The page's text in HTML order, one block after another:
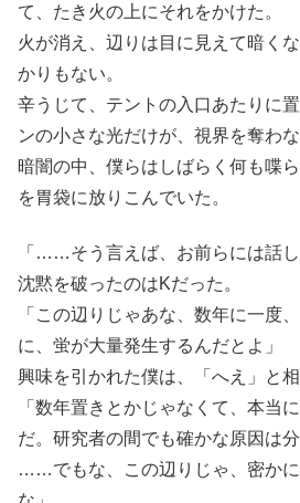
て、たき火の上にそれをかけた。
火が消え、辺りは目に見えて暗く
かりもない。
辛うじて、テントの入口あたりに
ンの小さな光だけが、視界を奪わ
暗闇の中、僕らはしばらく何も喋
を胃袋に放りこんでいた。
「……そう言えば、お前らには話し
沈黙を破ったのはKだった。
「この辺りじゃあな、数年に一度
に、蛍が大量発生するんだとよ」
興味を引かれた僕は、「へえ」と相
「数年置きとかじゃなくて、本当
だ。研究者の間でも確かな原因は分
……でもな、この辺りじゃ、密か